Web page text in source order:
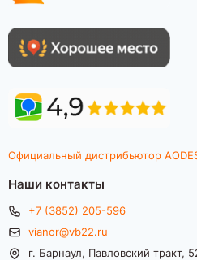
Официальный дистрибьютор
Наши контакты
+7 (3852) 205-596
vianor@vb22.ru
г. Барнаул, Павловский тракт,